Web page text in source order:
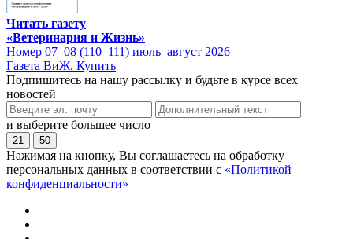
Читать газету
«Ветеринария и Жизнь»
Номер 07–08 (110–111) июль–август 2026
Газета ВиЖ. Купить
Подпишитесь на нашу рассылку и будьте в курсе всех
новостей
и выберите большее число
21 50
Нажимая на кнопку, Вы соглашаетесь на обработку
персональных данных в соответствии с «Политикой
конфиденциальности»